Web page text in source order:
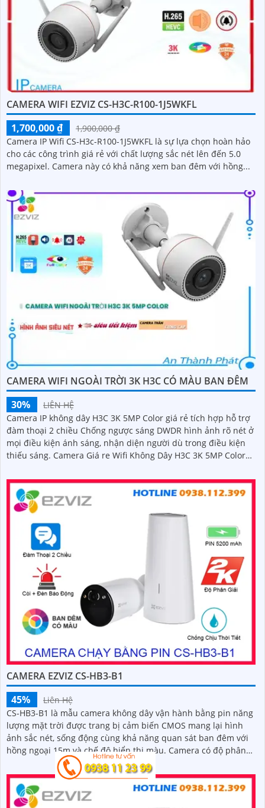
CAMERA WIFI EZVIZ CS-H3C-R100-1J5WKFL
1,700,000 ₫
1,900,000 ₫
Camera IP Wifi CS-H3c-R100-1J5WKFL là sự lựa chọn hoàn hảo
cho các công trình giá rẻ với chất lượng sắc nét lên đến 5.0
megapixel. Camera này có khả năng xem ban đêm với hồng...
CAMERA WIFI NGOÀI TRỜI 3K H3C CÓ MÀU BAN ĐÊM
30%
LIÊN HỆ
Camera IP không dây H3C 3K 5MP Color giá rẻ tích hợp hỗ trợ
đàm thoại 2 chiều Chống ngược sáng DWDR hình ảnh rõ nét ở
mọi điều kiện ánh sáng, nhận diện người dù trong điều kiện
thiếu sáng. Camera Giá re Wifi Không Dây H3C 3K 5MP Color
CAMERA EZVIZ CS-HB3-B1
45%
Liên Hệ
CS-HB3-B1 là mẫu camera không dây vận hành bằng pin năng
lượng mặt trời được trang bị cảm biến CMOS mang lại hình
ảnh sắc nét, sống động cùng khả năng quan sát ban đêm với
hồng ngoại 15m và chế độ hiển thị màu. Camera có độ phân